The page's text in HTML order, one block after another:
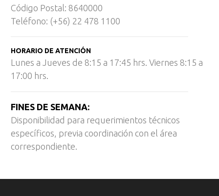
Código Postal: 8640000
Teléfono: (+56) 22 478 1100
HORARIO DE ATENCIÓN
Lunes a Jueves de 8:15 a 17:45 hrs. Viernes 8:15 a
17:00 hrs.
FINES DE SEMANA:
Disponibilidad para requerimientos técnicos
específicos, previa coordinación con el área
correspondiente.